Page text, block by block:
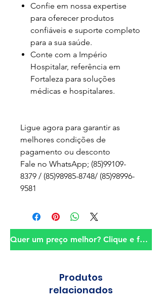
Confie em nossa expertise
para oferecer produtos
confiáveis e suporte completo
para a sua saúde.
Conte com a Império
Hospitalar, referência em
Fortaleza para soluções
médicas e hospitalares.
Ligue agora para garantir as
melhores condições de
pagamento ou desconto
Fale no WhatsApp; (85)99109-
8379 / (85)98985-8748/ (85)98996-
9581
Quer um preço melhor? Clique e fale conosco!
Produtos
relacionados